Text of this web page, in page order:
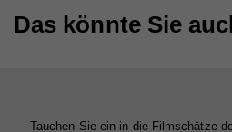
Das könnte Sie
Tauchen Sie ein in die Filmschätze